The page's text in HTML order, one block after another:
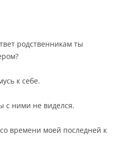
родственникам ты
к себе.
с ними не виделся.
времени моей последней к